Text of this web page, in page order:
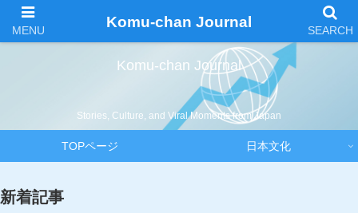
Komu-chan Journal
Stories, Culture, and Viral Moments from Japan
TOPページ 日本文化
新着記事
Komu-chan Journal